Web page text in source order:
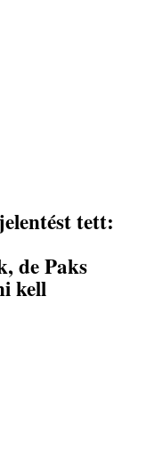
tett:
de Paks
kell